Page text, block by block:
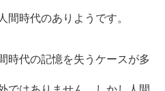
間時代のありようです。
時代の記憶を失うケースが多
はありません。しかし人間